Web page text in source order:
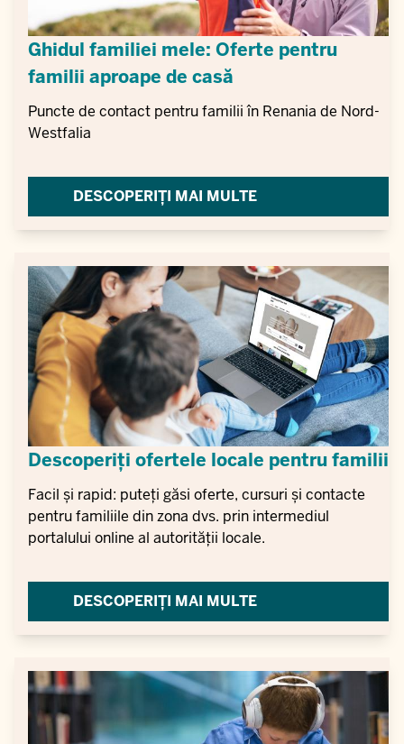
Ghidul familiei mele: Oferte pentru
familii aproape de casă
Puncte de contact pentru familii în Renania de Nord-
Westfalia
DESCOPERIȚI MAI MULTE
Descoperiți ofertele locale pentru familii
Facil și rapid: puteți găsi oferte, cursuri și contacte
pentru familiile din zona dvs. prin intermediul
portalului online al autorității locale.
DESCOPERIȚI MAI MULTE